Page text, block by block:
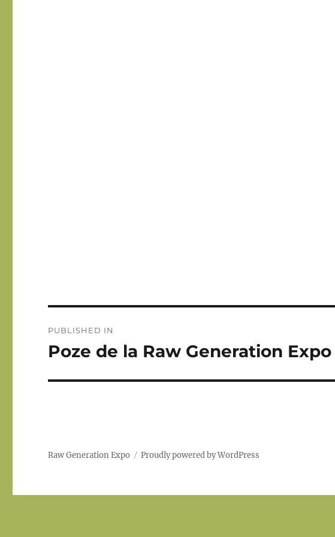
navigation
PUBLISHED IN
Poze de la Raw Generation
Raw Generation Expo Proudly powered by WordPress